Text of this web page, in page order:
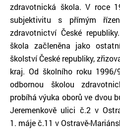
zdravotnická škola. V roce
subjektivitu s přímým
zdravotnictví České
škola začleněna jako
školství České republiky,
kraj. Od školního roku
odbornou školou
probíhá výuka oborů ve dvou
Jeremenkově ulici č.2 v
1. máje č.11 v Ostravě-